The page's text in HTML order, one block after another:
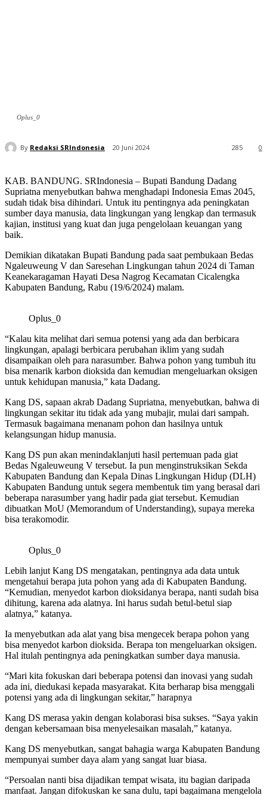
Oplus_0
By Redaksi SRIndonesia 20 Juni 2024 0
285
KAB. BANDUNG. SRIndonesia – Bupati Bandung Dadang
Supriatna menyebutkan bahwa menghadapi Indonesia Emas 2045,
sudah tidak bisa dihindari. Untuk itu pentingnya ada peningkatan
sumber daya manusia, data lingkungan yang lengkap dan termasuk
kajian, institusi yang kuat dan juga pengelolaan keuangan yang
baik.
Demikian dikatakan Bupati Bandung pada saat pembukaan Bedas
Ngaleuweung V dan Saresehan Lingkungan tahun 2024 di Taman
Keanekaragaman Hayati Desa Nagrog Kecamatan Cicalengka
Kabupaten Bandung, Rabu (19/6/2024) malam.
Oplus_0
“Kalau kita melihat dari semua potensi yang ada dan berbicara
lingkungan, apalagi berbicara perubahan iklim yang sudah
disampaikan oleh para narasumber. Bahwa pohon yang tumbuh itu
bisa menarik karbon dioksida dan kemudian mengeluarkan oksigen
untuk kehidupan manusia,” kata Dadang.
Kang DS, sapaan akrab Dadang Supriatna, menyebutkan, bahwa di
lingkungan sekitar itu tidak ada yang mubajir, mulai dari sampah.
Termasuk bagaimana menanam pohon dan hasilnya untuk
kelangsungan hidup manusia.
Kang DS pun akan menindaklanjuti hasil pertemuan pada giat
Bedas Ngaleuweung V tersebut. Ia pun menginstruksikan Sekda
Kabupaten Bandung dan Kepala Dinas Lingkungan Hidup (DLH)
Kabupaten Bandung untuk segera membentuk tim yang berasal dari
beberapa narasumber yang hadir pada giat tersebut. Kemudian
dibuatkan MoU (Memorandum of Understanding), supaya mereka
bisa terakomodir.
Oplus_0
Lebih lanjut Kang DS mengatakan, pentingnya ada data untuk
mengetahui berapa juta pohon yang ada di Kabupaten Bandung.
“Kemudian, menyedot karbon dioksidanya berapa, nanti sudah bisa
dihitung, karena ada alatnya. Ini harus sudah betul-betul siap
alatnya,” katanya.
Ia menyebutkan ada alat yang bisa mengecek berapa pohon yang
bisa menyedot karbon dioksida. Berapa ton mengeluarkan oksigen.
Hal itulah pentingnya ada peningkatkan sumber daya manusia.
“Mari kita fokuskan dari beberapa potensi dan inovasi yang sudah
ada ini, diedukasi kepada masyarakat. Kita berharap bisa menggali
potensi yang ada di lingkungan sekitar,” harapnya
Kang DS merasa yakin dengan kolaborasi bisa sukses. “Saya yakin
dengan kebersamaan bisa menyelesaikan masalah,” katanya.
Kang DS menyebutkan, sangat bahagia warga Kabupaten Bandung
mempunyai sumber daya alam yang sangat luar biasa.
“Persoalan nanti bisa dijadikan tempat wisata, itu bagian daripada
manfaat. Jangan difokuskan ke sana dulu, tapi bagaimana mengelola